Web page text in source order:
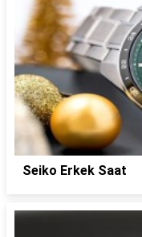
Seiko Erkek Saat